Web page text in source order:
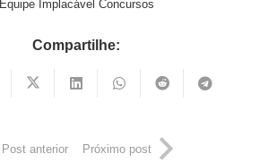
Equipe Implacável Concursos
Compartilhe:
Post anterior Próximo post